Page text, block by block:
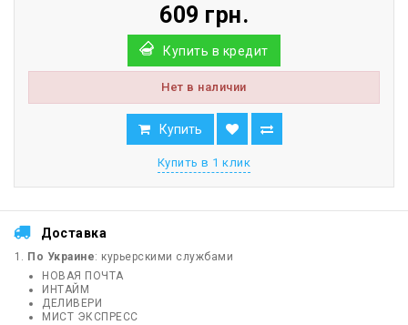
609 грн.
Купить в кредит
Нет в наличии
Купить
Купить в 1 клик
Доставка
По Украине: курьерскими службами
НОВАЯ ПОЧТА
ИНТАЙМ
ДЕЛИВЕРИ
МИСТ ЭКСПРЕСС